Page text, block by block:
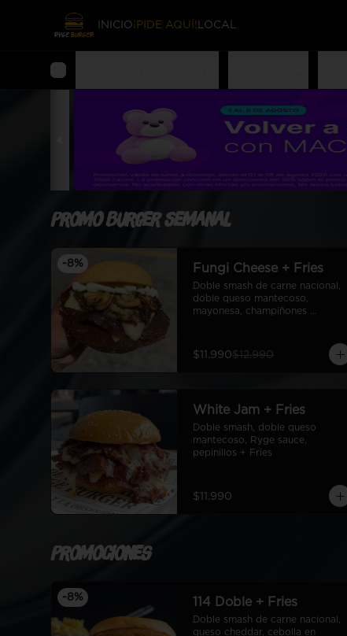
INICIO¡PIDE AQUÍ! LOCAL
Promo Burger Semanal
-8% Fungi Cheese + Fries
Doble smash de carne nacional,
doble queso mantecoso,
mayonesa, champiñones
$11.990$12.990
White Jam + Fries
Doble smash, doble queso
mantecoso, Ryge sauce,
pepinillos + Fries
$11.990
Promociones
-8% 114 Doble + Fries
Doble smash de carne nacional,
queso cheddar, cebolla en